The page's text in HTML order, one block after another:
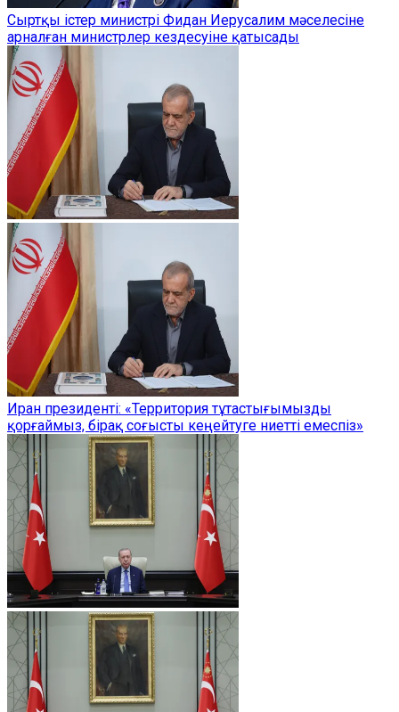
Сыртқы істер министрі Фидан Иерусалим мәселесіне
арналған министрлер кездесуіне қатысады
Иран президенті: «Территория тұтастығымызды
қорғаймыз, бірақ соғысты кеңейтуге ниетті емеспіз»